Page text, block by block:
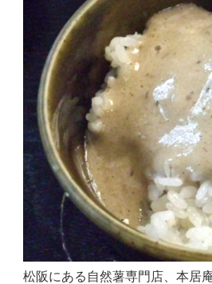
松阪にある自然薯専門店、本居